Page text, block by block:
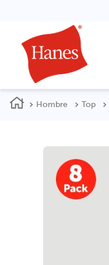
Hombre Top